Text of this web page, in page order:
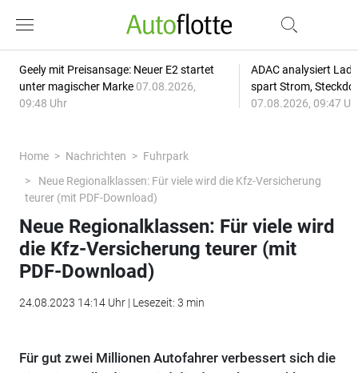
Geely mit Preisansage: Neuer E2 startet
unter magischer Marke 07.08.2026,
09:48 Uhr
ADAC analysiert
spart Strom,
07.08.2026, 09:47
Home Nachrichten
Fuhrpark
Neue Regionalklassen: Für viele wird die Kfz-Versicherung
teurer (mit PDF-Download)
Neue Regionalklassen: Für viele wird
die Kfz-Versicherung teurer (mit
PDF-Download)
24.08.2023 14:14 Uhr | Lesezeit: 3 min
Für gut zwei Millionen Autofahrer verbessert sich die